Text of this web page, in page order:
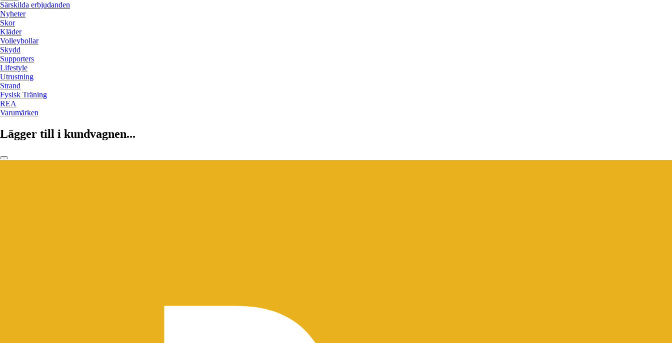
Särskilda erbjudanden
Nyheter
Skor
Kläder
Volleybollar
Skydd
Supporters
Lifestyle
Utrustning
Strand
Fysisk Träning
REA
Varumärken
Lägger till i kundvagnen...